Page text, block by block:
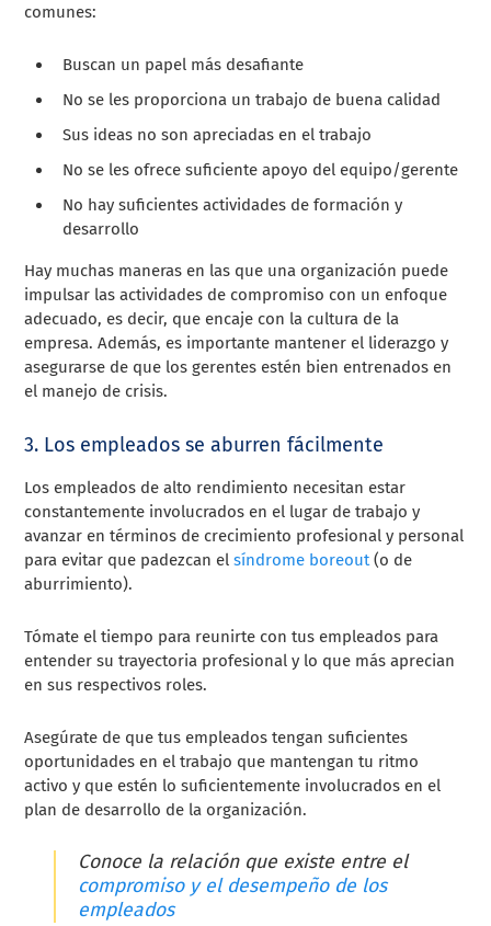
comunes:
Buscan un papel más desafiante
No se les proporciona un trabajo de buena calidad
Sus ideas no son apreciadas en el trabajo
No se les ofrece suficiente apoyo del equipo/gerente
No hay suficientes actividades de formación y
desarrollo
Hay muchas maneras en las que una organización puede
impulsar las actividades de compromiso con un enfoque
adecuado, es decir, que encaje con la cultura de la
empresa. Además, es importante mantener el liderazgo y
asegurarse de que los gerentes estén bien entrenados en
el manejo de crisis.
3. Los empleados se aburren fácilmente
Los empleados de alto rendimiento necesitan estar
constantemente involucrados en el lugar de trabajo y
avanzar en términos de crecimiento profesional y personal
para evitar que padezcan elsíndrome boreout(o de
aburrimiento).
Tómate el tiempo para reunirte con tus empleados para
entender su trayectoria profesional y lo que más aprecian
en sus respectivos roles.
Asegúrate de que tus empleados tengan suficientes
oportunidades en el trabajo que mantengan tu ritmo
activo y que estén lo suficientemente involucrados en el
plan de desarrollo de la organización.
Conoce la relación que existe entre el
compromiso y el desempeño de los
empleados